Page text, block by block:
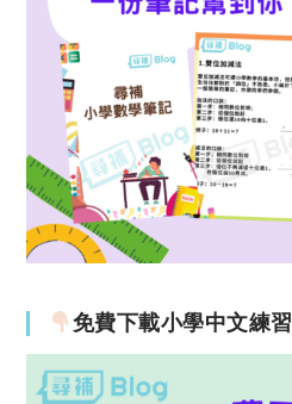
免費下載小學中文練習